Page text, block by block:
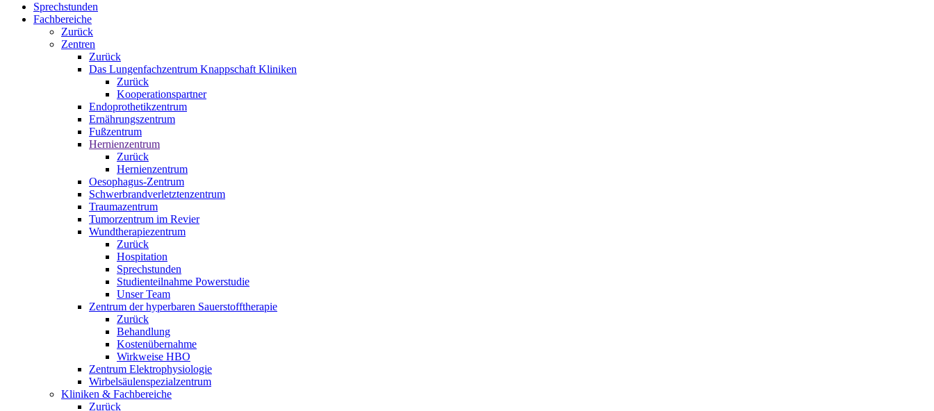
Sprechstunden
Fachbereiche
Zurück
Zentren
Zurück
Das Lungenfachzentrum Knappschaft Kliniken
Zurück
Kooperationspartner
Endoprothetikzentrum
Ernährungszentrum
Fußzentrum
Hernienzentrum
Zurück
Hernienzentrum
Oesophagus-Zentrum
Schwerbrandverletztenzentrum
Traumazentrum
Tumorzentrum im Revier
Wundtherapiezentrum
Zurück
Hospitation
Sprechstunden
Studienteilnahme Powerstudie
Unser Team
Zentrum der hyperbaren Sauerstofftherapie
Zurück
Behandlung
Kostenübernahme
Wirkweise HBO
Zentrum Elektrophysiologie
Wirbelsäulenspezialzentrum
Kliniken & Fachbereiche
Zurück